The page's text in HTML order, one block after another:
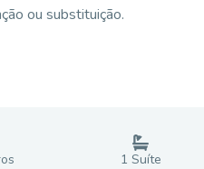
ou substituição.
s 1 Suíte